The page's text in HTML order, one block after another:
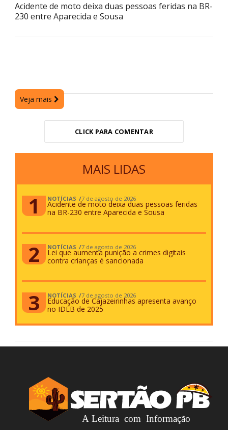
Acidente de moto deixa duas pessoas feridas na BR-
230 entre Aparecida e Sousa
Veja mais
CLICK PARA COMENTAR
MAIS LIDAS
NOTÍCIAS 7 de agosto de 2026
Acidente de moto deixa duas pessoas feridas
na BR-230 entre Aparecida e Sousa
NOTÍCIAS 7 de agosto de 2026
Lei que aumenta punição a crimes digitais
contra crianças é sancionada
NOTÍCIAS 7 de agosto de 2026
Educação de Cajazeirinhas apresenta avanço
no IDEB de 2025